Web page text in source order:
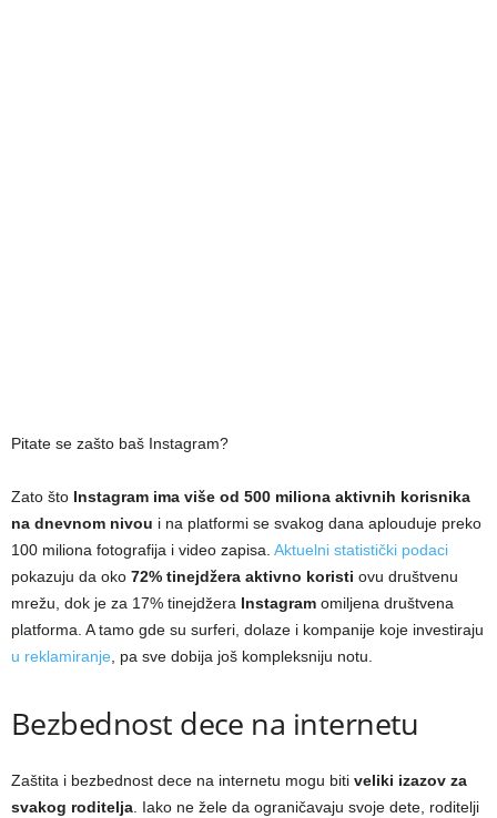
Pitate se zašto baš Instagram?
Zato što Instagram ima više od 500 miliona aktivnih korisnika
na dnevnom nivou i na platformi se svakog dana aplouduje preko
100 miliona fotografija i video zapisa. Aktuelni statistički podaci
pokazuju da oko 72% tinejdžera aktivno koristi ovu društvenu
mrežu, dok je za 17% tinejdžera Instagram omiljena društvena
platforma. A tamo gde su surferi, dolaze i kompanije koje investiraju
u reklamiranje, pa sve dobija još kompleksniju notu.
Bezbednost dece na internetu
Zaštita i bezbednost dece na internetu mogu biti veliki izazov za
svakog roditelja. Iako ne žele da ograničavaju svoje dete, roditelji